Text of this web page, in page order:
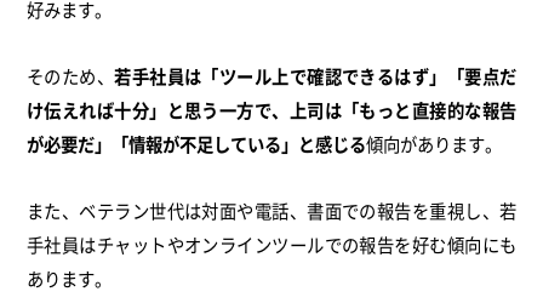
好みます。
そのため、若手社員は「ツール上で確認できるはず」「要点だ
け伝えれば十分」と思う一方で、上司は「もっと直接的な報告
が必要だ」「情報が不足している」と感じる傾向があります。
また、ベテラン世代は対面や電話、書面での報告を重視し、若
手社員はチャットやオンラインツールでの報告を好む傾向にも
あります。